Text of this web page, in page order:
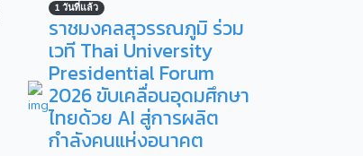
1 วันที่แล้ว
ราชมงคลสุวรรณภูมิ ร่วม
เวที Thai University
Presidential Forum
2026 ขับเคลื่อนอุดมศึกษา
ไทยด้วย AI สู่การผลิต
กำลังคนแห่งอนาคต